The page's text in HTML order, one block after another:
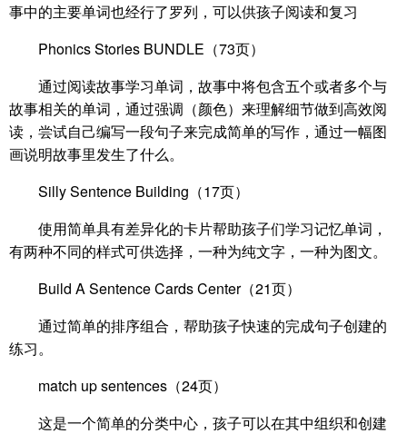
事中的主要单词也经行了罗列，可以供孩子阅读和复习
Phonics Stories BUNDLE（73页）
通过阅读故事学习单词，故事中将包含五个或者多个与
故事相关的单词，通过强调（颜色）来理解细节做到高效阅
读，尝试自己编写一段句子来完成简单的写作，通过一幅图
画说明故事里发生了什么。
Silly Sentence Building（17页）
使用简单具有差异化的卡片帮助孩子们学习记忆单词，
有两种不同的样式可供选择，一种为纯文字，一种为图文。
Build A Sentence Cards Center（21页）
通过简单的排序组合，帮助孩子快速的完成句子创建的
练习。
match up sentences（24页）
这是一个简单的分类中心，孩子可以在其中组织和创建